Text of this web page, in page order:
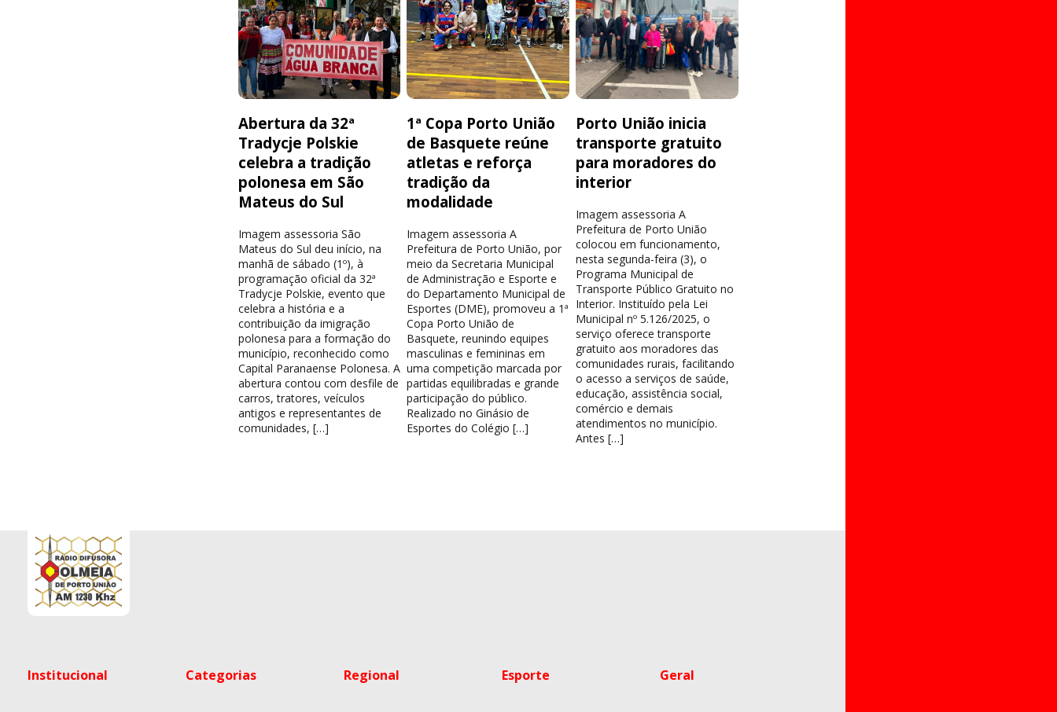
Abertura da 32ª
Tradycje Polskie
celebra a tradição
polonesa em São
Mateus do Sul
Imagem assessoria São
Mateus do Sul deu início, na
manhã de sábado (1º), à
programação oficial da 32ª
Tradycje Polskie, evento que
celebra a história e a
contribuição da imigração
polonesa para a formação do
município, reconhecido como
Capital Paranaense Polonesa. A
abertura contou com desfile de
carros, tratores, veículos
antigos e representantes de
comunidades, […]
1ª Copa Porto União
de Basquete reúne
atletas e reforça
tradição da
modalidade
Imagem assessoria A
Prefeitura de Porto União, por
meio da Secretaria Municipal
de Administração e Esporte e
do Departamento Municipal de
Esportes (DME), promoveu a 1ª
Copa Porto União de
Basquete, reunindo equipes
masculinas e femininas em
uma competição marcada por
partidas equilibradas e grande
participação do público.
Realizado no Ginásio de
Esportes do Colégio […]
Porto União inicia
transporte gratuito
para moradores do
interior
Imagem assessoria A
Prefeitura de Porto União
colocou em funcionamento,
nesta segunda-feira (3), o
Programa Municipal de
Transporte Público Gratuito no
Interior. Instituído pela Lei
Municipal nº 5.126/2025, o
serviço oferece transporte
gratuito aos moradores das
comunidades rurais, facilitando
o acesso a serviços de saúde,
educação, assistência social,
comércio e demais
atendimentos no município.
Antes […]
Institucional Categorias Regional Esporte Geral